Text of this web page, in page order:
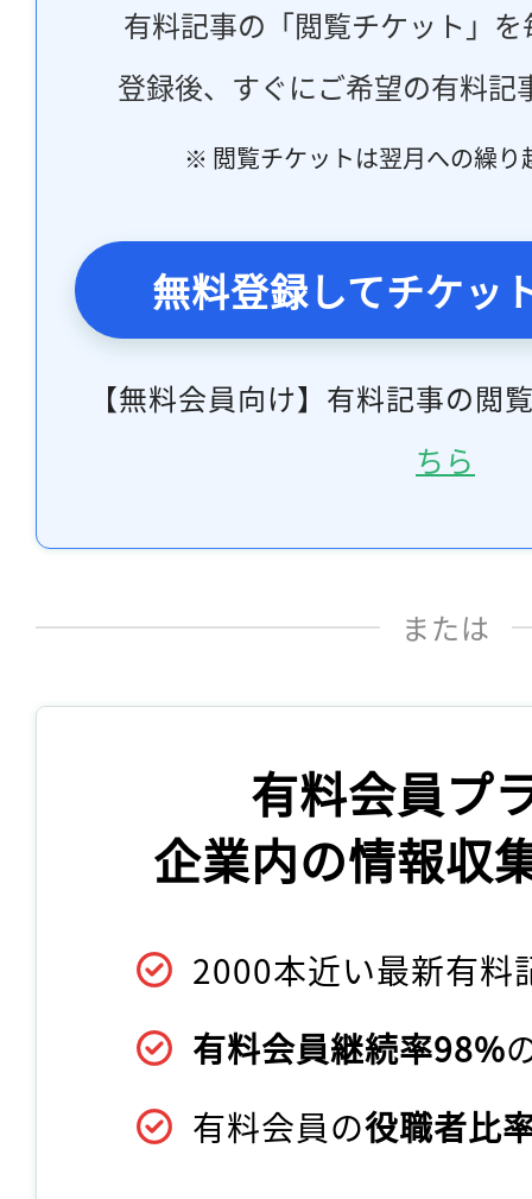
有料記事の「閲覧チケット」
登録後、すぐにご希望の有料記
※ 閲覧チケットは翌月への繰り
無料登録してチケッ
【無料会員向け】有料記事の閲
ちら
または
有料会員プ
企業内の情報収
2000本近い最新有料
有料会員継続率98%
有料会員の役職者比